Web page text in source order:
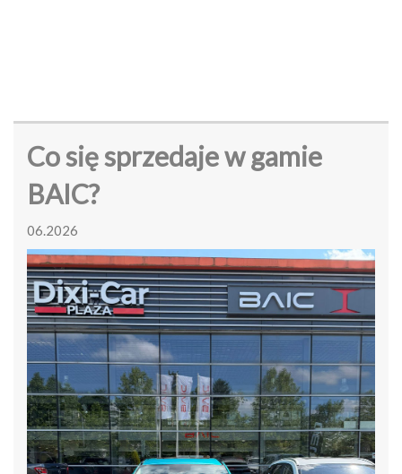
Co się sprzedaje w gamie
BAIC?
06.2026